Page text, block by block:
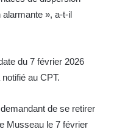
alarmante », a-t-il
du 7 février 2026
au CPT.
de se retirer
Musseau le 7 février